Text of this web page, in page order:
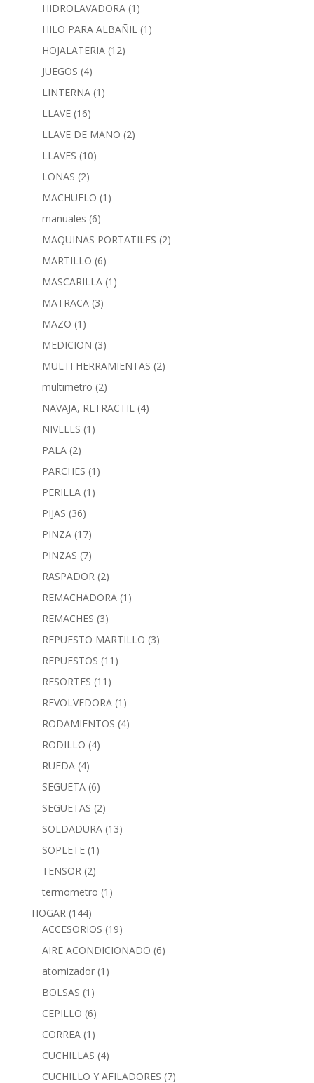
HIDROLAVADORA (1)
HILO PARA ALBAÑIL (1)
HOJALATERIA (12)
JUEGOS (4)
LINTERNA (1)
LLAVE (16)
LLAVE DE MANO (2)
LLAVES (10)
LONAS (2)
MACHUELO (1)
manuales (6)
MAQUINAS PORTATILES (2)
MARTILLO (6)
MASCARILLA (1)
MATRACA (3)
MAZO (1)
MEDICION (3)
MULTI HERRAMIENTAS (2)
multimetro (2)
NAVAJA, RETRACTIL (4)
NIVELES (1)
PALA (2)
PARCHES (1)
PERILLA (1)
PIJAS (36)
PINZA (17)
PINZAS (7)
RASPADOR (2)
REMACHADORA (1)
REMACHES (3)
REPUESTO MARTILLO (3)
REPUESTOS (11)
RESORTES (11)
REVOLVEDORA (1)
RODAMIENTOS (4)
RODILLO (4)
RUEDA (4)
SEGUETA (6)
SEGUETAS (2)
SOLDADURA (13)
SOPLETE (1)
TENSOR (2)
termometro (1)
HOGAR (144)
ACCESORIOS (19)
AIRE ACONDICIONADO (6)
atomizador (1)
BOLSAS (1)
CEPILLO (6)
CORREA (1)
CUCHILLAS (4)
CUCHILLO Y AFILADORES (7)